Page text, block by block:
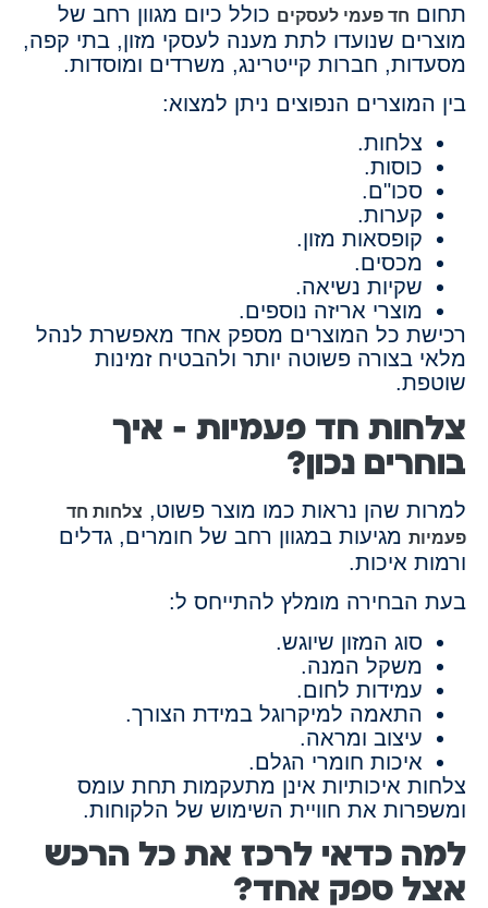
תחום חד פעמי לעסקים כולל כיום מגוון רחב של
מוצרים שנועדו לתת מענה לעסקי מזון, בתי קפה,
מסעדות, חברות קייטרינג, משרדים ומוסדות.
בין המוצרים הנפוצים ניתן למצוא:
צלחות.
כוסות.
סכו"ם.
קערות.
קופסאות מזון.
מכסים.
שקיות נשיאה.
מוצרי אריזה נוספים.
רכישת כל המוצרים מספק אחד מאפשרת לנהל
מלאי בצורה פשוטה יותר ולהבטיח זמינות
שוטפת.
צלחות חד פעמיות – איך
בוחרים נכון?
למרות שהן נראות כמו מוצר פשוט, צלחות חד
פעמיות מגיעות במגוון רחב של חומרים, גדלים
ורמות איכות.
בעת הבחירה מומלץ להתייחס ל:
סוג המזון שיוגש.
משקל המנה.
עמידות לחום.
התאמה למיקרוגל במידת הצורך.
עיצוב ומראה.
איכות חומרי הגלם.
צלחות איכותיות אינן מתעקמות תחת עומס
ומשפרות את חוויית השימוש של הלקוחות.
למה כדאי לרכז את כל הרכש
אצל ספק אחד?